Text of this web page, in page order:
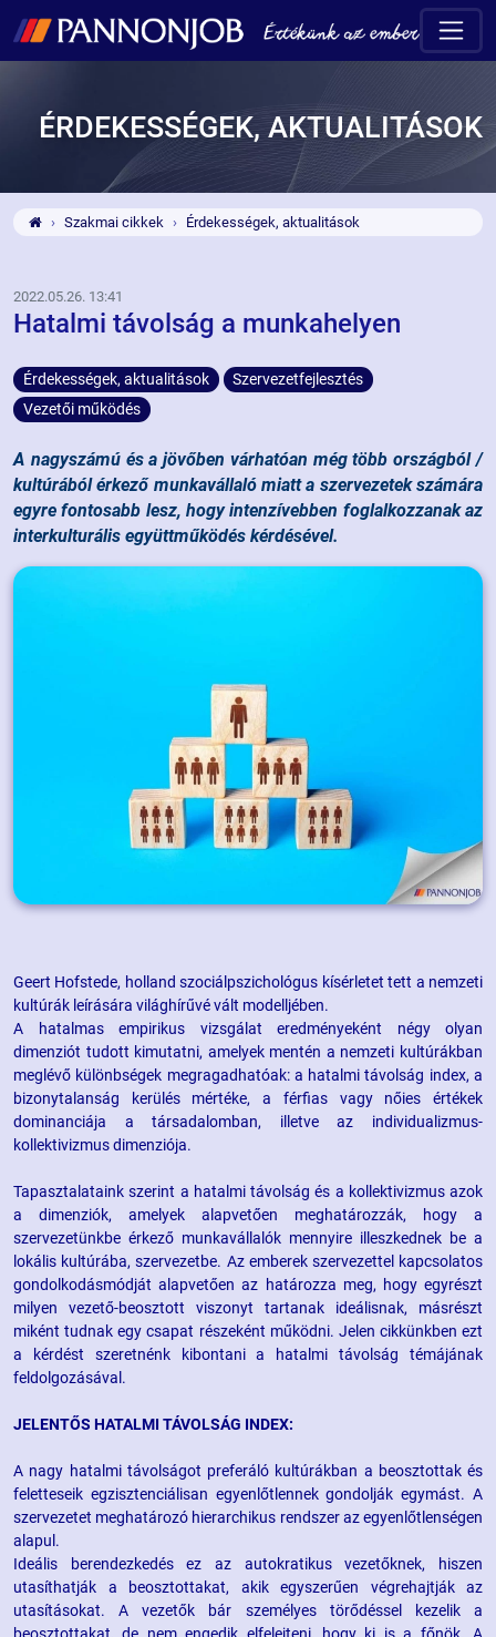
ÉRDEKESSÉGEK, AKTUALITÁSOK
Szakmai cikkek Érdekességek, aktualitások
2022.05.26. 13:41
Hatalmi távolság a munkahelyen
Érdekességek, aktualitások
Szervezetfejlesztés
Vezetői működés
A nagyszámú és a jövőben várhatóan még több országból /
kultúrából érkező munkavállaló miatt a szervezetek számára
egyre fontosabb lesz, hogy intenzívebben foglalkozzanak az
interkulturális együttműködés kérdésével.
Geert Hofstede, holland szociálpszichológus kísérletet tett a nemzeti
kultúrák leírására világhírűvé vált modelljében.
A hatalmas empirikus vizsgálat eredményeként négy olyan
dimenziót tudott kimutatni, amelyek mentén a nemzeti kultúrákban
meglévő különbségek megragadhatóak: a hatalmi távolság index, a
bizonytalanság kerülés mértéke, a férfias vagy nőies értékek
dominanciája a társadalomban, illetve az individualizmus-
kollektivizmus dimenziója.
Tapasztalataink szerint a hatalmi távolság és a kollektivizmus azok
a dimenziók, amelyek alapvetően meghatározzák, hogy a
szervezetünkbe érkező munkavállalók mennyire illeszkednek be a
lokális kultúrába, szervezetbe. Az emberek szervezettel kapcsolatos
gondolkodásmódját alapvetően az határozza meg, hogy egyrészt
milyen vezető-beosztott viszonyt tartanak ideálisnak, másrészt
miként tudnak egy csapat részeként működni. Jelen cikkünkben ezt
a kérdést szeretnénk kibontani a hatalmi távolság témájának
feldolgozásával.
JELENTŐS HATALMI TÁVOLSÁG INDEX:
A nagy hatalmi távolságot preferáló kultúrákban a beosztottak és
feletteseik egzisztenciálisan egyenlőtlennek gondolják egymást. A
szervezetet meghatározó hierarchikus rendszer az egyenlőtlenségen
alapul.
Ideális berendezkedés ez az autokratikus vezetőknek, hiszen
utasíthatják a beosztottakat, akik egyszerűen végrehajtják az
utasításokat. A vezetők bár személyes törődéssel kezelik a